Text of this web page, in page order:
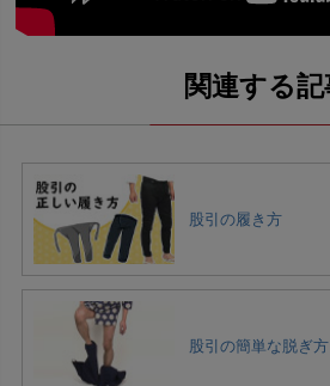
股引の履き方
股引の簡単な脱ぎ方